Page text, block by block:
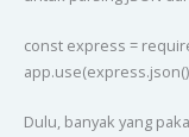
const express =
Dulu, banyak yang